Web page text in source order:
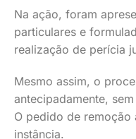
Na ação, foram
particulares e
realização de perícia
Mesmo assim, o
antecipadamente,
O pedido de remoção
instância.